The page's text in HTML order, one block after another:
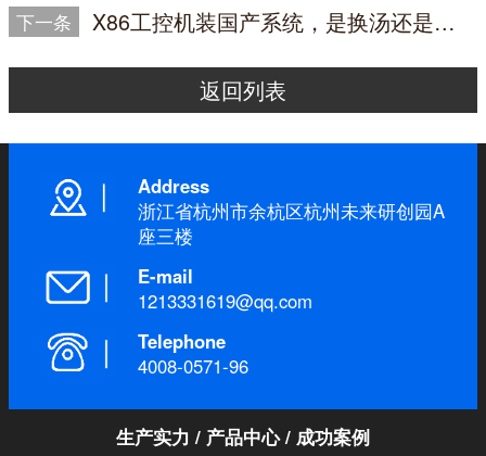
下一条 X86工控机装国产系统，是换汤还是换药？
返回列表
Address
浙江省杭州市余杭区杭州未来研创园A
座三楼
E-mail
1213331619@qq.com
Telephone
4008-0571-96
生产实力 / 产品中心/ 成功案例